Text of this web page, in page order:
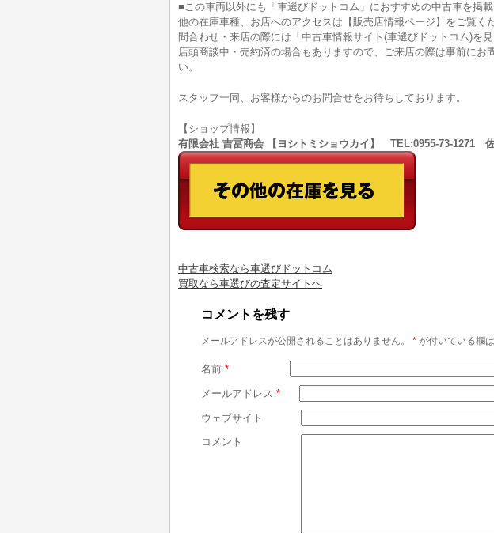
■この車両以外にも「車選びドットコム」におすすめの中古車を掲載
他の在庫車種、お店へのアクセスは【販売店情報ページ】をご覧く
問合わせ・来店の際には「中古車情報サイト(車選びドットコム)を見
店頭商談中・売約済の場合もありますので、ご来店の際は事前にお
い。
スタッフ一同、お客様からのお問合せをお待ちしております。
【ショップ情報】
有限会社 吉冨商会 【ヨシトミショウカイ】 TEL:0955-73-1271
中古車検索なら車選びドットコム
買取なら車選びの査定サイトヘ
コメントを残す
メールアドレスが公開されることはありません。 * が付いている欄
名前 *
メールアドレス *
ウェブサイト
コメント